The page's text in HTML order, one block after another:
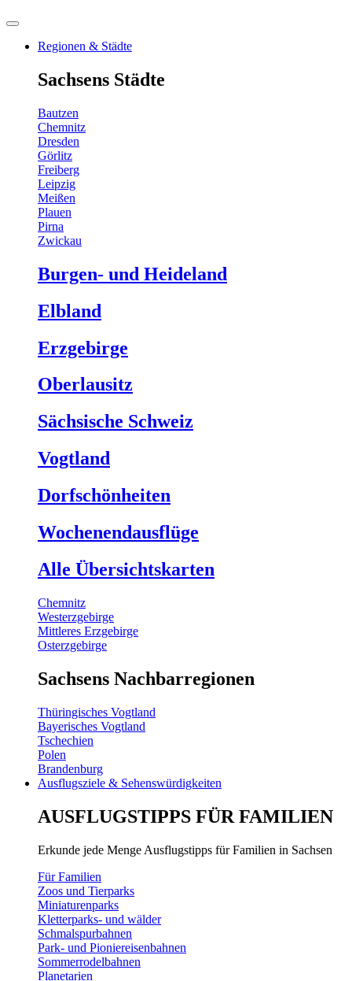
Regionen & Städte
Sachsens Städte
Bautzen
Chemnitz
Dresden
Görlitz
Freiberg
Leipzig
Meißen
Plauen
Pirna
Zwickau
Burgen- und Heideland
Elbland
Erzgebirge
Oberlausitz
Sächsische Schweiz
Vogtland
Dorfschönheiten
Wochenendausflüge
Alle Übersichtskarten
Chemnitz
Westerzgebirge
Mittleres Erzgebirge
Osterzgebirge
Sachsens Nachbarregionen
Thüringisches Vogtland
Bayerisches Vogtland
Tschechien
Polen
Brandenburg
Ausflugsziele & Sehenswürdigkeiten
AUSFLUGSTIPPS FÜR FAMILIEN
Erkunde jede Menge Ausflugstipps für Familien in Sachsen
Für Familien
Zoos und Tierparks
Miniaturenparks
Kletterparks- und wälder
Schmalspurbahnen
Park- und Pioniereisenbahnen
Sommerrodelbahnen
Planetarien